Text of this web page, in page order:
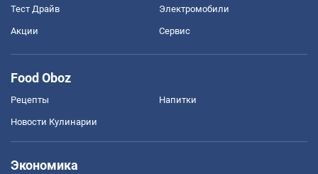
Тест Драйв Электромобили
Акции Сервис
Food Oboz
Рецепты Напитки
Новости Кулинарии
Экономика